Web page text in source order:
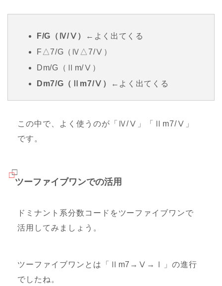
F/G（Ⅳ/Ⅴ）
←よく出てくる
F△7/G（Ⅳ△7/Ⅴ）
Dm/G（Ⅱm/Ⅴ）
Dm7/G（Ⅱm7/Ⅴ）
←よく出てくる
この中で、よく使うのが「Ⅳ/Ⅴ」「Ⅱm7/Ⅴ」
です。
ツーファイブワンでの活用
ドミナント系分数コードをツーファイブワンで
活用してみましょう。
ツーファイブワンとは「Ⅱm7→Ⅴ→Ⅰ」の進行
でしたね。